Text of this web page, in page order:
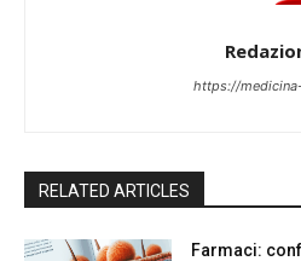
https://
RELATED ARTICLES
Farmaci: